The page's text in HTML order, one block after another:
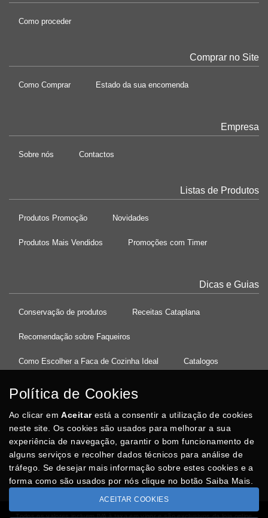
Como proceder
Comprar no Site
Como Comprar Estado da sua encomenda
Empresa
Sobre nós Contactos
Listas de Produtos
Produtos Promoção Novidades
Produtos Mais Vendidos Promoções com Timer
Dicas e Guias
Conservação de produtos Receitas Cataplana
Recomendação sobre Faqueiros
Como Escolher a Faca de Cozinha Ideal Catalogos
37°08'27.5"N 8°32'13.9"W
Posso Ajudar?
Todos os valores incluem IVA à taxa em vigor e são exclusivos da loja online
Política de Cookies
Ao clicar emAceitarestá a consentir a utilização de cookies
neste site. Os cookies são usados para melhorar a sua
experiência de navegação, garantir o bom funcionamento de
alguns serviços e recolher dados técnicos para análise de
tráfego. Se desejar mais informação sobre estes cookies e a
forma como são usados por nós clique no botão Saiba Mais.
ACEITAR COOKIES